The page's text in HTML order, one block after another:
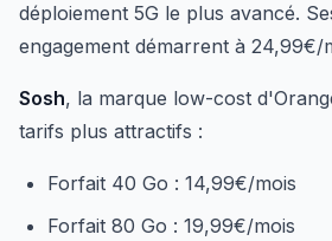
déploiement 5G le plus avancé.
engagement démarrent à 24,99€/
Sosh, la marque low-cost
tarifs plus attractifs :
Forfait 40 Go : 14,99€/mois
Forfait 80 Go : 19,99€/mois